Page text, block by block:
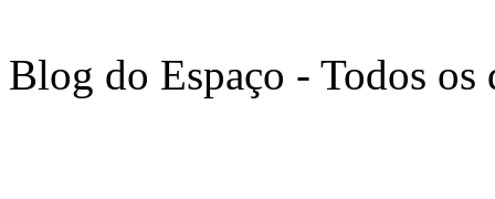
Blog do Espaço - Todos